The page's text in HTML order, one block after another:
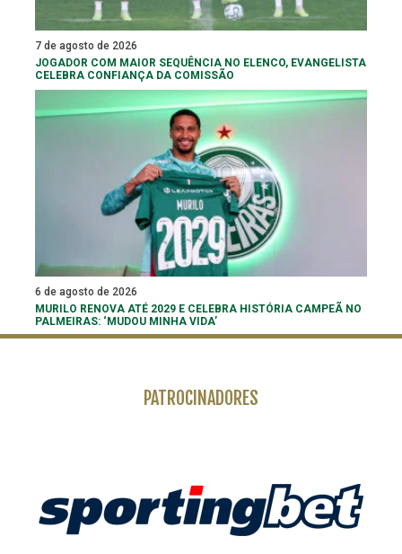
7 de agosto de 2026
JOGADOR COM MAIOR SEQUÊNCIA NO ELENCO, EVANGELISTA
CELEBRA CONFIANÇA DA COMISSÃO
6 de agosto de 2026
MURILO RENOVA ATÉ 2029 E CELEBRA HISTÓRIA CAMPEÃ NO
PALMEIRAS: ‘MUDOU MINHA VIDA’
PATROCINADORES